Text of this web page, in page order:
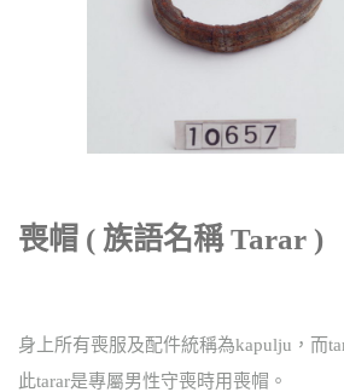
喪帽 ( 族語名稱 Tarar )
身上所有喪服及配件統稱為kapulju，而
此tarar是專屬男性守喪時用喪帽。